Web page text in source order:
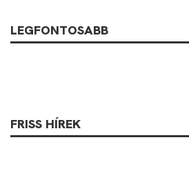
LEGFONTOSABB
FRISS HÍREK